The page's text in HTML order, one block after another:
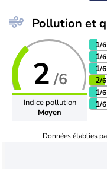
Pollution et
2 /6
Indice pollution
Moyen
1/6
1/6
1/6
2/6
1/6
1/6
Données établies